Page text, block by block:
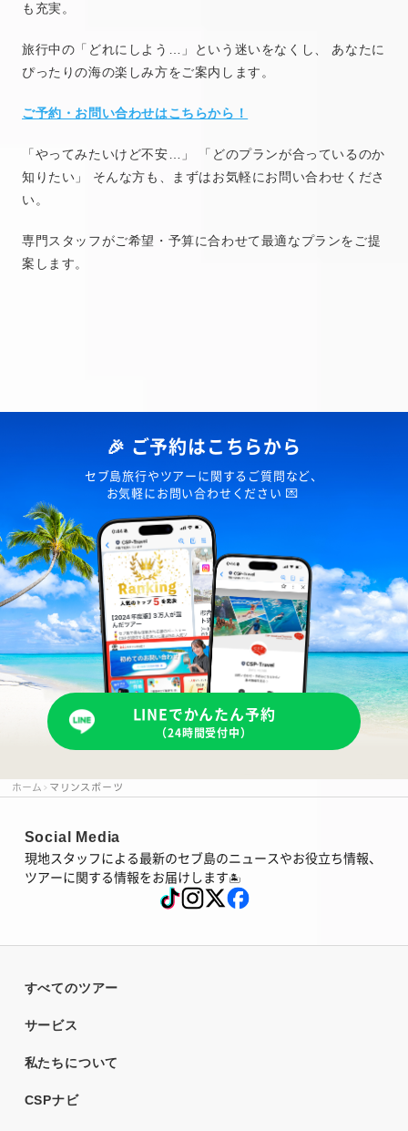
も充実。
旅行中の「どれにしよう…」という迷いをなくし、 あなたに
ぴったりの海の楽しみ方をご案内します。
ご予約・お問い合わせはこちらから！
「やってみたいけど不安…」 「どのプランが合っているのか
知りたい」 そんな方も、まずはお気軽にお問い合わせくださ
い。
専門スタッフがご希望・予算に合わせて最適なプランをご提
案します。
🎉 ご予約はこちらから
セブ島旅行やツアーに関するご質問など、
お気軽にお問い合わせください 💌
LINEでかんたん予約
（24時間受付中）
ホーム マリンスポーツ
現地スタッフによる最新のセブ島のニュースやお役立ち情報、
ツアーに関する情報をお届けします🏝
Social Media
すべてのツアー
サービス
私たちについて
CSPナビ